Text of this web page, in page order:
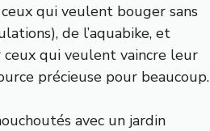
qui veulent bouger sans
de l’aquabike, et
qui veulent vaincre leur
précieuse pour beaucoup.
avec un jardin